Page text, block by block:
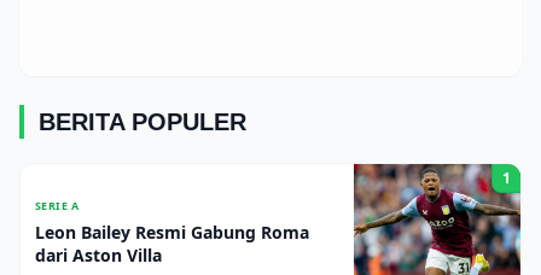
BERITA POPULER
SERIE A
Leon Bailey Resmi Gabung Roma
dari Aston Villa
1